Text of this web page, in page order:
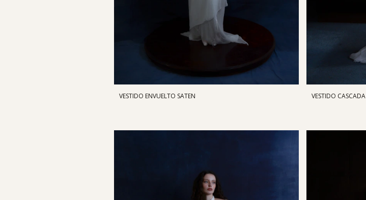
VESTIDO ENVUELTO SATEN VESTIDO CASCADA